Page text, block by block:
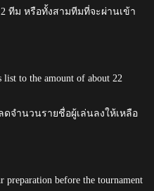
ทีม หรือทั้งสามทีมที่จะผ่านเข้า
to the amount of about 22
จำนวนรายชื่อผู้เล่นลงให้เหลือ
preparation before the tournament